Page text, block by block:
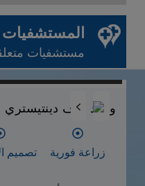
المستشفيات
مستشفيات
0
مستشفى SCI IVF
التلقيح الاصطناعي